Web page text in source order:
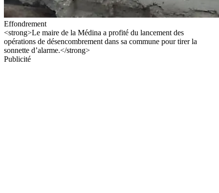
Effondrement
<strong>Le maire de la Médina a profité du lancement des
opérations de désencombrement dans sa commune pour tirer la
sonnette d’alarme.</strong>
Publicité